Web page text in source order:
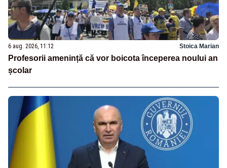
6 aug. 2026, 11:12 Stoica Marian
Profesorii amenință că vor boicota începerea noului an
școlar